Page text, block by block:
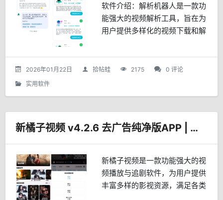
软件介绍：解析机器人是一款功
能强大的视频解析工具，旨在为
用户提供多样化的视频下载和解
助手，帮助用户从各种平台上获
取所需的视频内容，满足不同用
2026年01月22日 拾帖蛙 2175
0 评论
实用软件
新橘子视频 v4.2.6 去广告纯净版APP | 畅享影视盛宴
新橘子视频是一款功能强大的视
频播放与追剧软件，为用户提供
丰富多样的影视资源，满足各类